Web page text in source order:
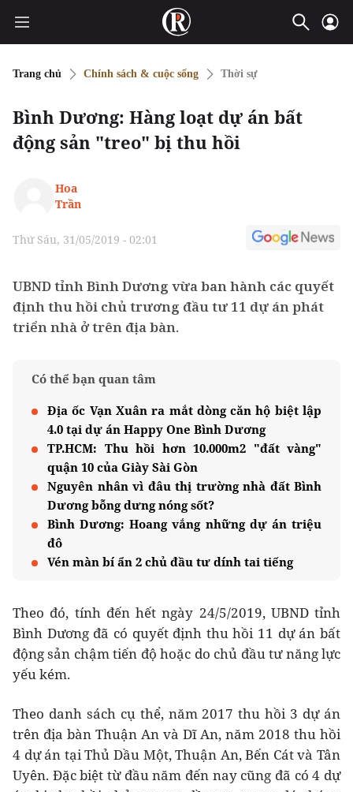
Trang chủ Chính sách & cuộc sống Thời sự
Bình Dương: Hàng loạt dự án bất
động sản "treo" bị thu hồi
Hoa
Trần
Thứ Sáu, 31/05/2019 - 02:01
UBND tỉnh Bình Dương vừa ban hành các quyết
định thu hồi chủ trương đầu tư 11 dự án phát
triển nhà ở trên địa bàn.
Có thể bạn quan tâm
Địa ốc Vạn Xuân ra mắt dòng căn hộ biệt lập
4.0 tại dự án Happy One Bình Dương
TP.HCM: Thu hồi hơn 10.000m2 "đất vàng"
quận 10 của Giày Sài Gòn
Nguyên nhân vì đâu thị trường nhà đất Bình
Dương bỗng dưng nóng sốt?
Bình Dương: Hoang vắng những dự án triệu
đô
Vén màn bí ẩn 2 chủ đầu tư dính tai tiếng
Theo đó, tính đến hết ngày 24/5/2019, UBND tỉnh
Bình Dương đã có quyết định thu hồi 11 dự án bất
động sản chậm tiến độ hoặc do chủ đầu tư năng lực
yếu kém.
Theo danh sách cụ thể, năm 2017 thu hồi 3 dự án
trên địa bàn Thuận An và Dĩ An, năm 2018 thu hồi
4 dự án tại Thủ Dầu Một, Thuận An, Bến Cát và Tân
Uyên. Đặc biệt từ đầu năm đến nay cũng đã có 4 dự